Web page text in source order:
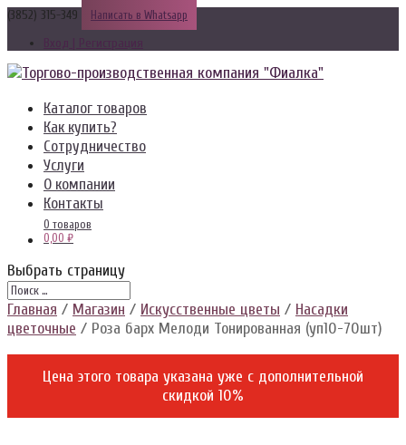
(3852) 315-349 Написать в Whatsapp
Вход | Регистрация
Каталог товаров
Как купить?
Сотрудничество
Услуги
О компании
Контакты
0 товаров
0,00 ₽
Выбрать страницу
Главная / Магазин / Искусственные цветы / Насадки
цветочные / Роза барх Мелоди Тонированная (уп10-70шт)
Цена этого товара указана уже c дополнительной
скидкой 10%